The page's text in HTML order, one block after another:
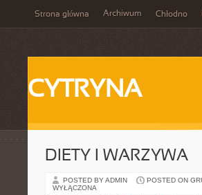
Strona główna Archiwum Chłodno
CYTRYNA
DIETY I WARZYWA
POSTED BY ADMIN POSTED ON
WYŁĄCZONA